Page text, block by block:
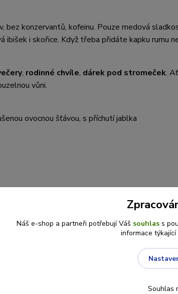
bez konzervantů, kofeinu. Pouze medová
ibišek i skořice. Když třeba přidáte kapku rumu
, rodinné chvíle, dárek pod stromeček.
vůni.
ovocnou šťávou, s příchutí jablka
nebo laktózy
šťáva 1,5 % (sušená pomerančová šťáva,
barvivo: amoniakový karamel, extrakt skořice
Náš e-shop a partneři potřebují Váš souhlass
informace týkající
Souhlas